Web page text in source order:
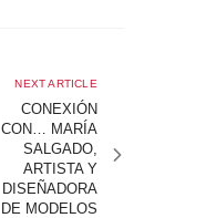
Next
article
NEXT ARTICLE
CONEXIÓN
CON… MARÍA
SALGADO,
ARTISTA Y
DISEÑADORA
DE MODELOS